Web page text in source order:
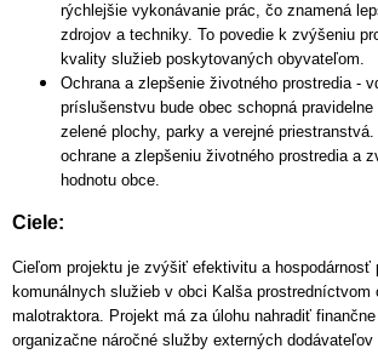
rýchlejšie vykonávanie prác, čo znamená
zdrojov a techniky. To povedie k zvýšeniu
kvality služieb poskytovaných obyvateľom.
Ochrana a zlepšenie životného prostredia -
príslušenstvu bude obec schopná
zelené plochy, parky a verejné
ochrane a zlepšeniu životného prostredia a
hodnotu obce.
Ciele:
Cieľom projektu je zvýšiť efektivitu a hospodárnosť
komunálnych služieb v obci Kalša prostredníctvom
malotraktora. Projekt má za úlohu nahradiť
organizačne náročné služby externých